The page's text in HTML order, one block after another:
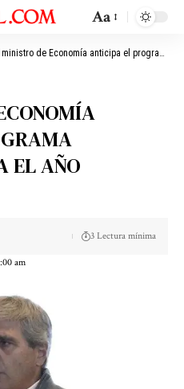
Aa
de Economía anticipa el programa financiero para el año electoral
EL AÑO
am
3 Lectura mínima